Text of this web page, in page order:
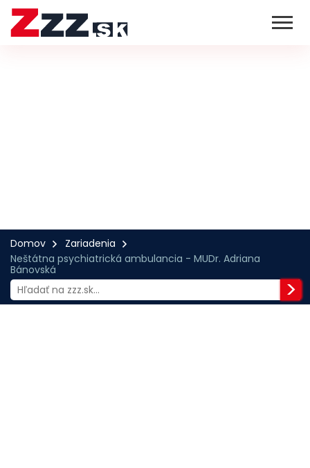
Domov
Zariadenia
Neštátna psychiatrická ambulancia - MUDr. Adriana
Bánovská